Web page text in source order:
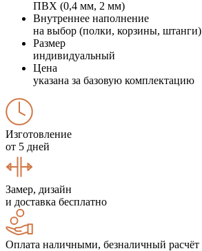
ПВХ (0,4 мм, 2 мм)
Внутреннее наполнение
на выбор (полки, корзины, штанги)
Размер
индивидуальный
Цена
указана за базовую комплектацию
Изготовление
от 5 дней
Замер, дизайн
и доставка бесплатно
Оплата наличными, безналичный расчёт